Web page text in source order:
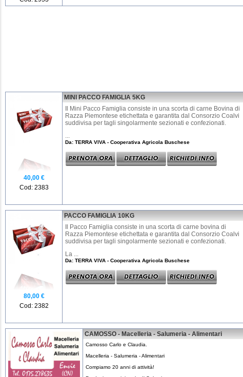
40,00 €
Cod: 2383
MINI PACCO FAMIGLIA 5KG
Il Mini Pacco Famiglia consiste in una scorta di carne Bovina di
Razza Piemontese etichettata e garantita dal Consorzio Coalvi
suddivisa per tagli singolarmente sezionati e confezionati.
...
Da: TERRA VIVA - Cooperativa Agricola Buschese
80,00 €
Cod: 2382
PACCO FAMIGLIA 10KG
Il Pacco Famiglia consiste in una scorta di carne bovina di
Razza Piemontese etichettata e garantita dal Consorzio Coalvi
suddivisa per tagli singolarmente sezionati e confezionati.
La ...
Da: TERRA VIVA - Cooperativa Agricola Buschese
CAMOSSO - Macelleria - Salumeria - Alimentari
Camosso Carlo e Claudia.
Macelleria - Salumeria - Alimentari
Compiamo 20 anni di attività!